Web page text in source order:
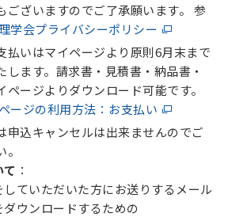
ございますのでご了承願います。 参
学会プライバシーポリシー
払いはマイページより原則6月末まで
します。請求書・見積書・納品書・
ページよりダウンロード可能です。
ージの利用方法：お支払い
申込キャンセルは出来ませんのでご
：
いただいた方にお送りするメール
ダウンロードするための